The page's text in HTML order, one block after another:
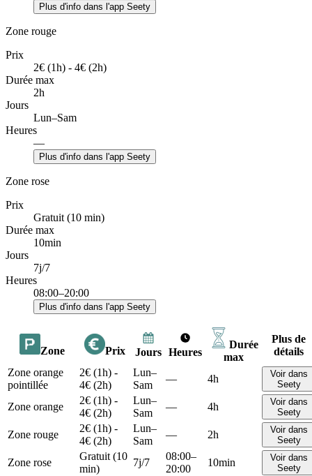
Plus d'info dans l'app Seety
Zone rouge
Prix
2€ (1h) - 4€ (2h)
Durée max
2h
Jours
Lun–Sam
Heures
—
Plus d'info dans l'app Seety
Zone rose
Prix
Gratuit (10 min)
Durée max
10min
Jours
7j/7
Heures
08:00–20:00
Plus d'info dans l'app Seety
Zone Prix Jours Heures
Durée
max
Plus de
détails
Zone orange
pointillée
2€ (1h) -
4€ (2h)
Lun–
Sam
— 4h
Voir dans
Seety
Zone orange
2€ (1h) -
4€ (2h)
Lun–
Sam
— 4h
Voir dans
Seety
Zone rouge
2€ (1h) -
4€ (2h)
Lun–
Sam
— 2h
Voir dans
Seety
Zone rose
Gratuit (10
min)
7j/7
08:00–
20:00
10min
Voir dans
Seety